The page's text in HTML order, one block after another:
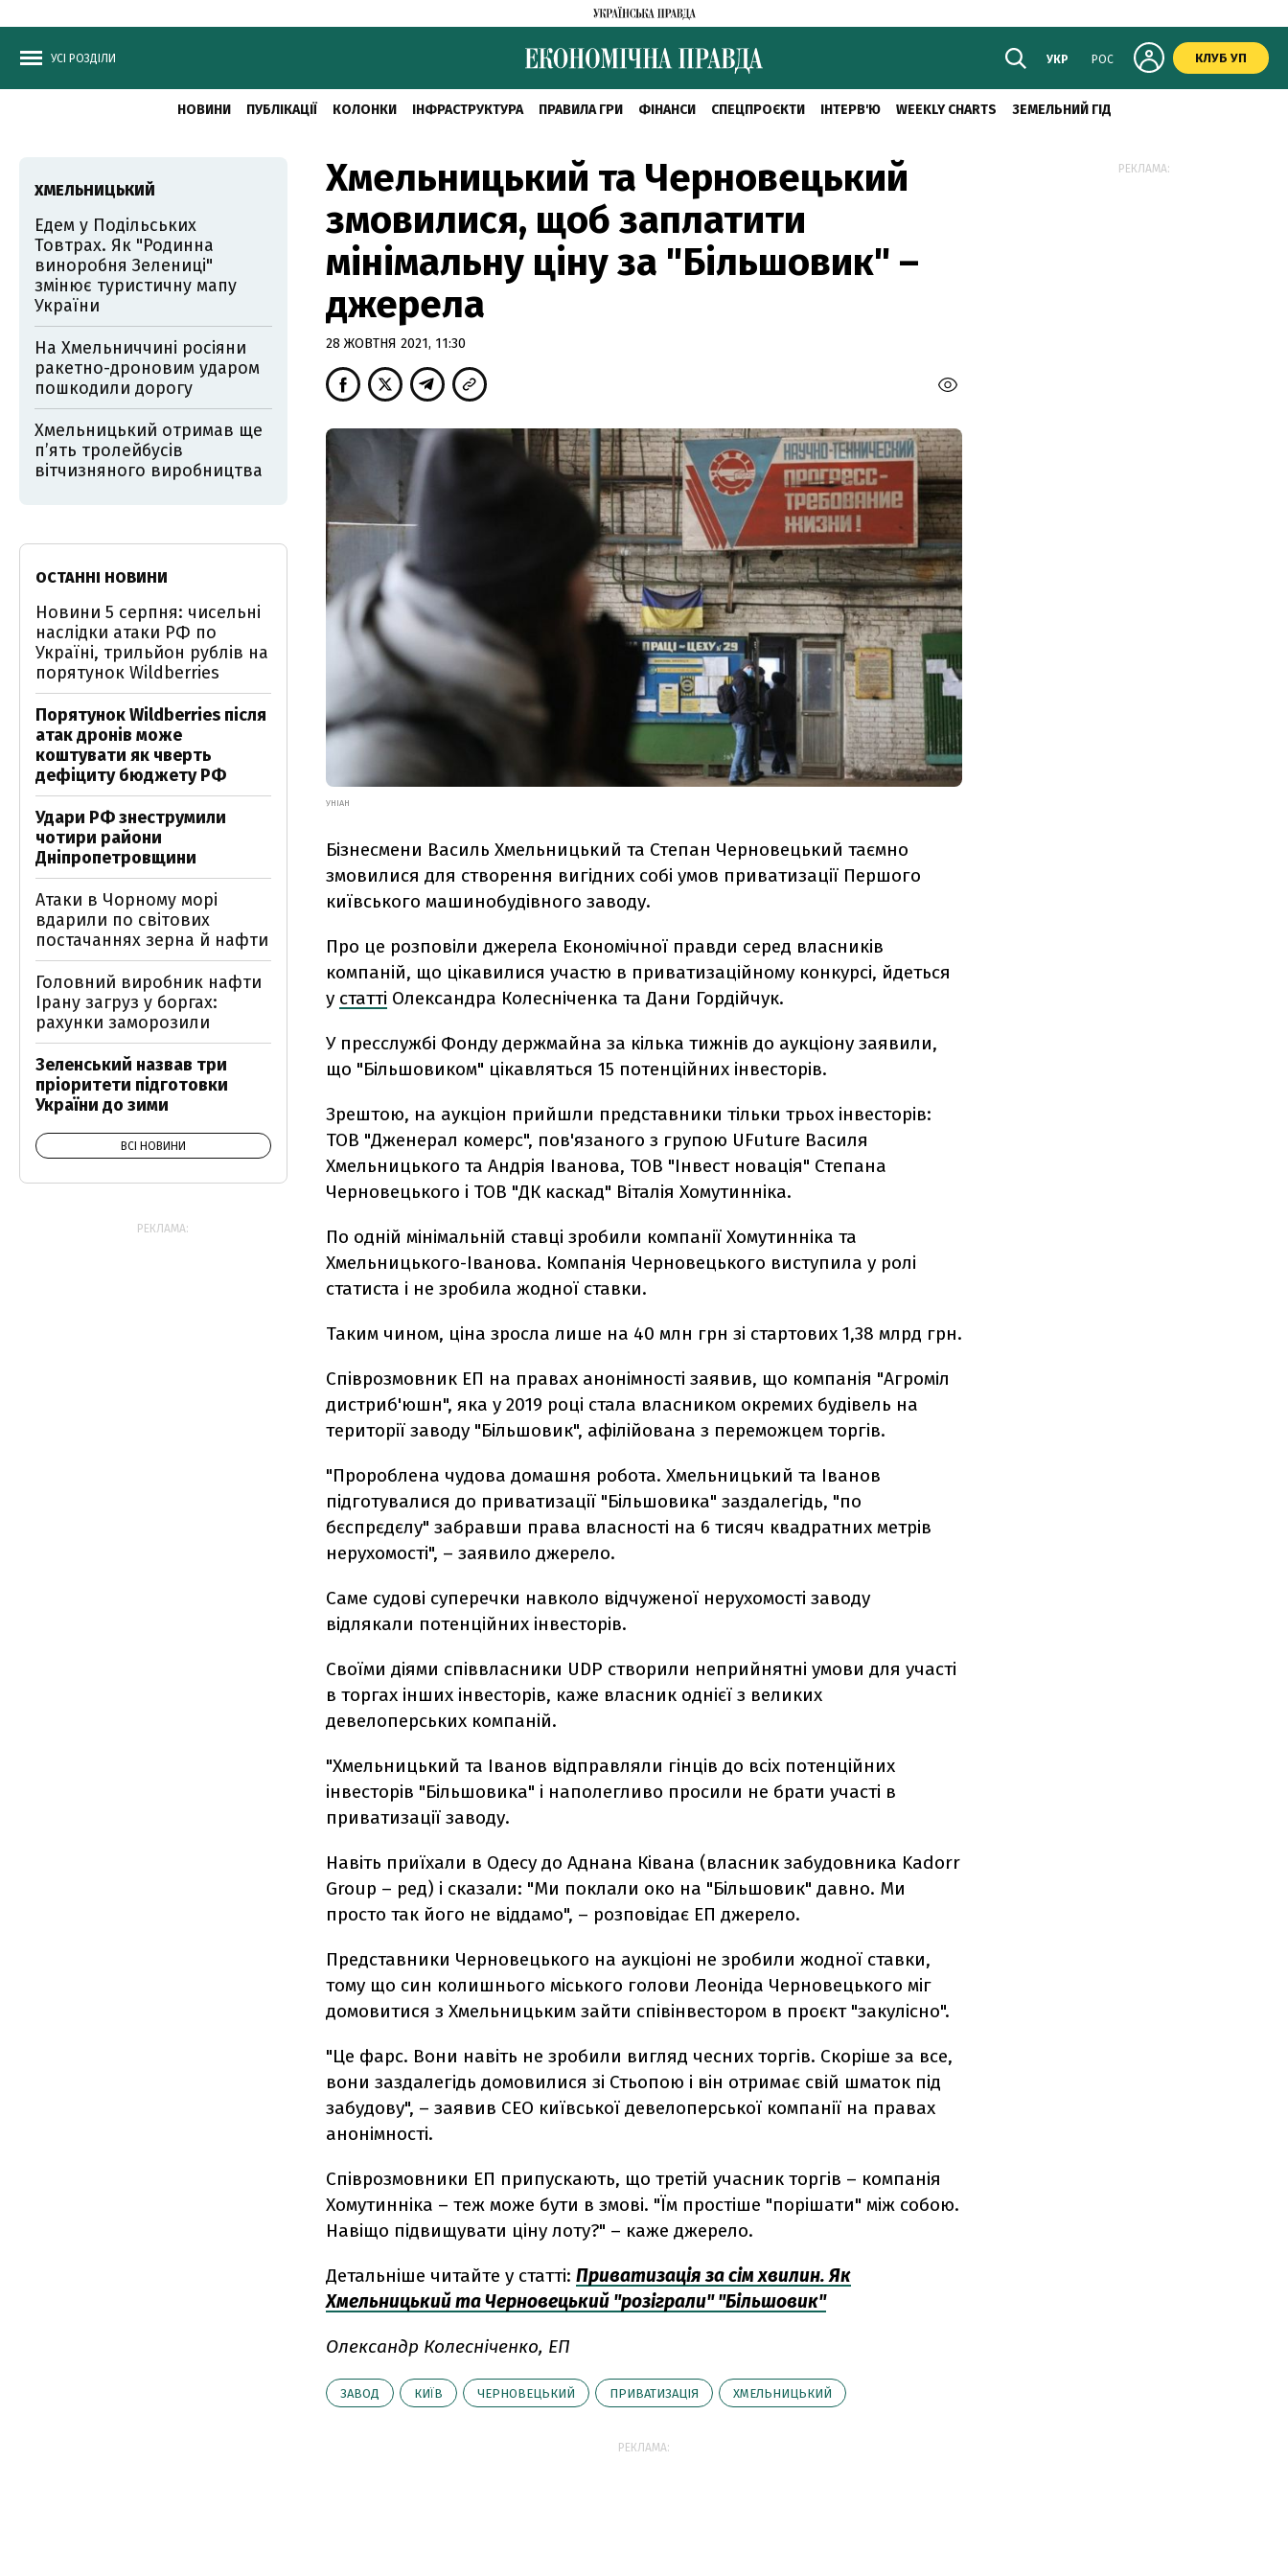
УСІ РОЗДІЛИ УКР РОС КЛУБ УП
НОВИНИ ПУБЛІКАЦІЇ КОЛОНКИ ІНФРАСТРУКТУРА ПРАВИЛА ГРИ ФІНАНСИ СПЕЦПРОЄКТИ ІНТЕРВ'Ю WEEKLY CHARTS ЗЕМЕЛЬНИЙ ГІД
Хмельницький та Черновецький
змовилися, щоб заплатити
мінімальну ціну за "Більшовик" –
джерела
28 ЖОВТНЯ 2021, 11:30
УНІАН
Бізнесмени Василь Хмельницький та Степан Черновецький таємно
змовилися для створення вигідних собі умов приватизації Першого
київського машинобудівного заводу.
Про це розповіли джерела Економічної правди серед власників
компаній, що цікавилися участю в приватизаційному конкурсі, йдеться
у статті Олександра Колесніченка та Дани Гордійчук.
У пресслужбі Фонду держмайна за кілька тижнів до аукціону заявили,
що "Більшовиком" цікавляться 15 потенційних інвесторів.
Зрештою, на аукціон прийшли представники тільки трьох інвесторів:
ТОВ "Дженерал комерс", пов'язаного з групою UFuture Василя
Хмельницького та Андрія Іванова, ТОВ "Інвест новація" Степана
Черновецького і ТОВ "ДК каскад" Віталія Хомутинніка.
По одній мінімальній ставці зробили компанії Хомутинніка та
Хмельницького-Іванова. Компанія Черновецького виступила у ролі
статиста і не зробила жодної ставки.
Таким чином, ціна зросла лише на 40 млн грн зі стартових 1,38 млрд грн.
Співрозмовник ЕП на правах анонімності заявив, що компанія "Агроміл
дистриб'юшн", яка у 2019 році стала власником окремих будівель на
території заводу "Більшовик", афілійована з переможцем торгів.
"Пророблена чудова домашня робота. Хмельницький та Іванов
підготувалися до приватизації "Більшовика" заздалегідь, "по
бєспрєдєлу" забравши права власності на 6 тисяч квадратних метрів
нерухомості", – заявило джерело.
Саме судові суперечки навколо відчуженої нерухомості заводу
відлякали потенційних інвесторів.
Своїми діями співвласники UDP створили неприйнятні умови для участі
в торгах інших інвесторів, каже власник однієї з великих
девелоперських компаній.
"Хмельницький та Іванов відправляли гінців до всіх потенційних
інвесторів "Більшовика" і наполегливо просили не брати участі в
приватизації заводу.
Навіть приїхали в Одесу до Аднана Ківана (власник забудовника Kadorr
Group – ред) і сказали: "Ми поклали око на "Більшовик" давно. Ми
просто так його не віддамо", – розповідає ЕП джерело.
Представники Черновецького на аукціоні не зробили жодної ставки,
тому що син колишнього міського голови Леоніда Черновецького міг
домовитися з Хмельницьким зайти співінвестором в проєкт "закулісно".
"Це фарс. Вони навіть не зробили вигляд чесних торгів. Скоріше за все,
вони заздалегідь домовилися зі Стьопою і він отримає свій шматок під
забудову", – заявив CEO київської девелоперської компанії на правах
анонімності.
Співрозмовники ЕП припускають, що третій учасник торгів – компанія
Хомутинніка – теж може бути в змові. "Їм простіше "порішати" між собою.
Навіщо підвищувати ціну лоту?" – каже джерело.
Детальніше читайте у статті: Приватизація за сім хвилин. Як
Хмельницький та Черновецький "розіграли" "Більшовик"
Олександр Колесніченко, ЕП
ЗАВОД КИЇВ ЧЕРНОВЕЦЬКИЙ ПРИВАТИЗАЦІЯ ХМЕЛЬНИЦЬКИЙ
РЕКЛАМА:
ХМЕЛЬНИЦЬКИЙ
Едем у Подільських
Товтрах. Як "Родинна
виноробня Зелениці"
змінює туристичну мапу
України
На Хмельниччині росіяни
ракетно-дроновим ударом
пошкодили дорогу
Хмельницький отримав ще
п’ять тролейбусів
вітчизняного виробництва
ОСТАННІ НОВИНИ
Новини 5 серпня: чисельні
наслідки атаки РФ по
Україні, трильйон рублів на
порятунок Wildberries
Порятунок Wildberries після
атак дронів може
коштувати як чверть
дефіциту бюджету РФ
Удари РФ знеструмили
чотири райони
Дніпропетровщини
Атаки в Чорному морі
вдарили по світових
постачаннях зерна й нафти
Головний виробник нафти
Ірану загруз у боргах:
рахунки заморозили
Зеленський назвав три
пріоритети підготовки
України до зими
ВСІ НОВИНИ
РЕКЛАМА:
РЕКЛАМА: